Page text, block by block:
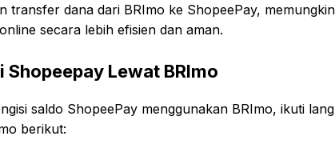
transfer dana dari BRImo ke ShopeePay,
secara lebih efisien dan aman.
Shopeepay Lewat BRImo
saldo ShopeePay menggunakan BRImo, ikuti
berikut: